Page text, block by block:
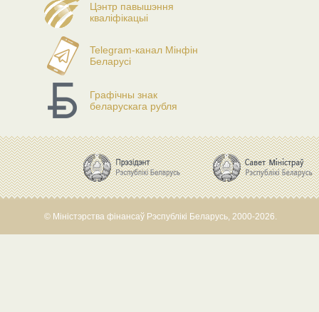
Цэнтр павышэння
кваліфікацыі
Telegram-канал Мінфін
Беларусі
Графічны знак
беларускага рубля
© Міністэрства фінансаў Рэспублікі Беларусь, 2000-2026.